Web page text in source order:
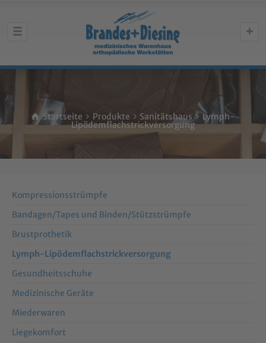
Startseite Produkte Sanitätshaus Lymph-
Lipödemflachstrickversorgung
Kompressions­strümpfe
Bandagen/Tapes und Binden/Stütz­strümpfe
Brustprothetik
Lymph-Lipödemflachstrick­versorgung
Gesundheitsschuhe
Medizinische Geräte
Miederwaren
Liegekomfort